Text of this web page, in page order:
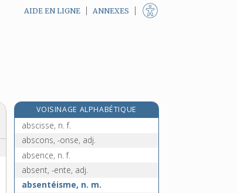
AIDE EN LIGNE ANNEXES
VOISINAGE ALPHABÉTIQUE
abrutissement, n. m.
abscisse, n. f.
abscons, -onse, adj.
absence, n. f.
absent, -ente, adj.
absentéisme, n. m.